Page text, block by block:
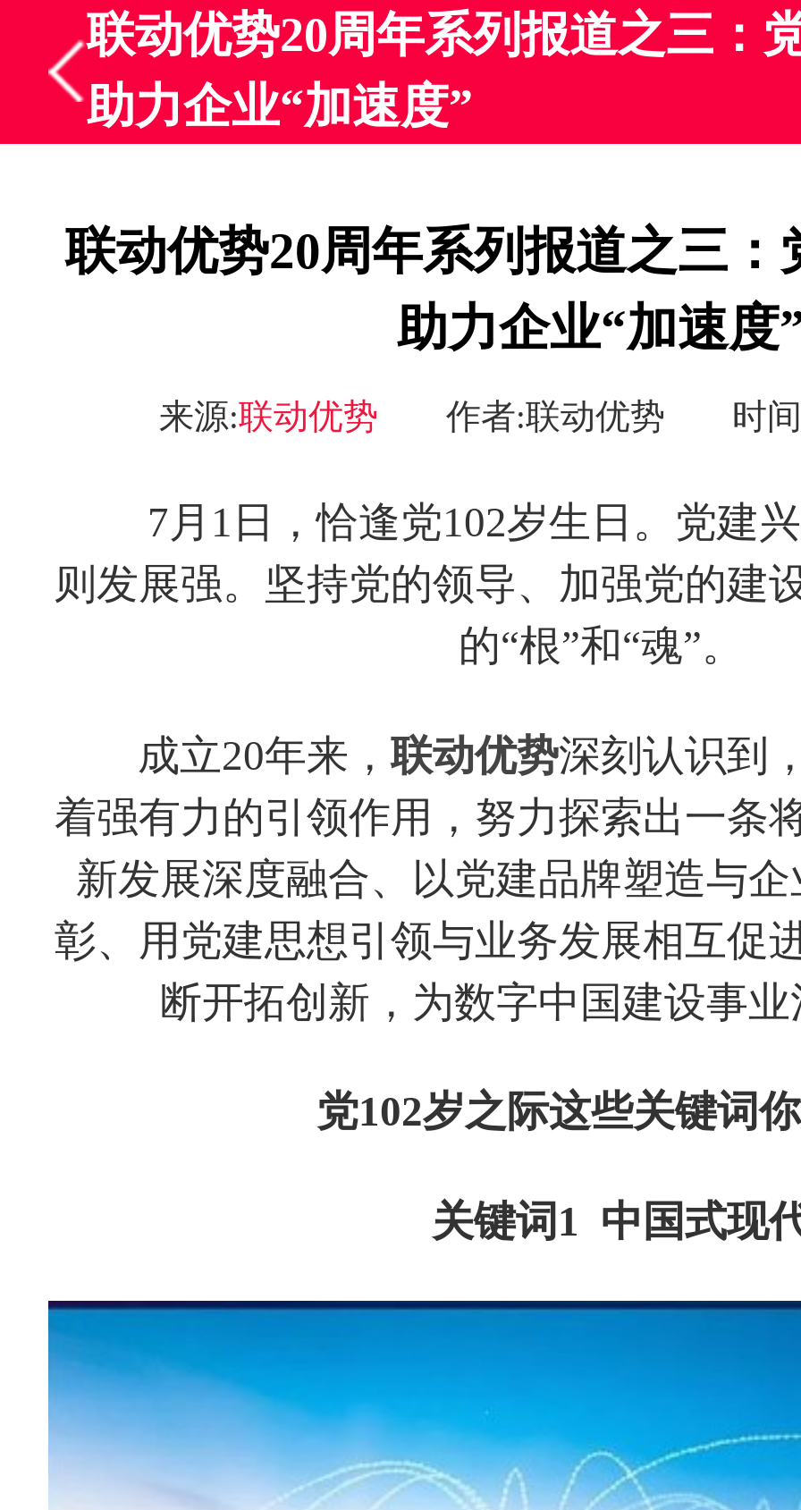
联动优势20周年系列报道之三：
助力企业“加速度”
联动优势20周年系列报道之三：
助力企业“加速度
来源:联动优势 作者:联动优势 时
7月1日，恰逢党102岁生日。党建
则发展强。坚持党的领导、加强党的建
的“根”和“魂”。
成立20年来，联动优势深刻认识到
着强有力的引领作用，努力探索出一条
新发展深度融合、以党建品牌塑造与
彰、用党建思想引领与业务发展相互促
断开拓创新，为数字中国建设事
党102岁之际这些关键词
关键词1 中国式现